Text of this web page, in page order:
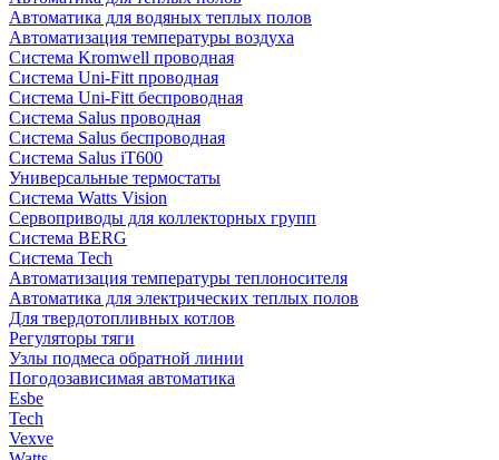
Автоматика для водяных теплых полов
Автоматизация температуры воздуха
Система Kromwell проводная
Система Uni-Fitt проводная
Система Uni-Fitt беспроводная
Система Salus проводная
Система Salus беспроводная
Система Salus iT600
Универсальные термостаты
Система Watts Vision
Сервоприводы для коллекторных групп
Система BERG
Система Tech
Автоматизация температуры теплоносителя
Автоматика для электрических теплых полов
Для твердотопливных котлов
Регуляторы тяги
Узлы подмеса обратной линии
Погодозависимая автоматика
Esbe
Tech
Vexve